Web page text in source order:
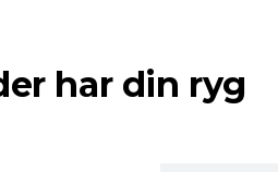
har din ryg